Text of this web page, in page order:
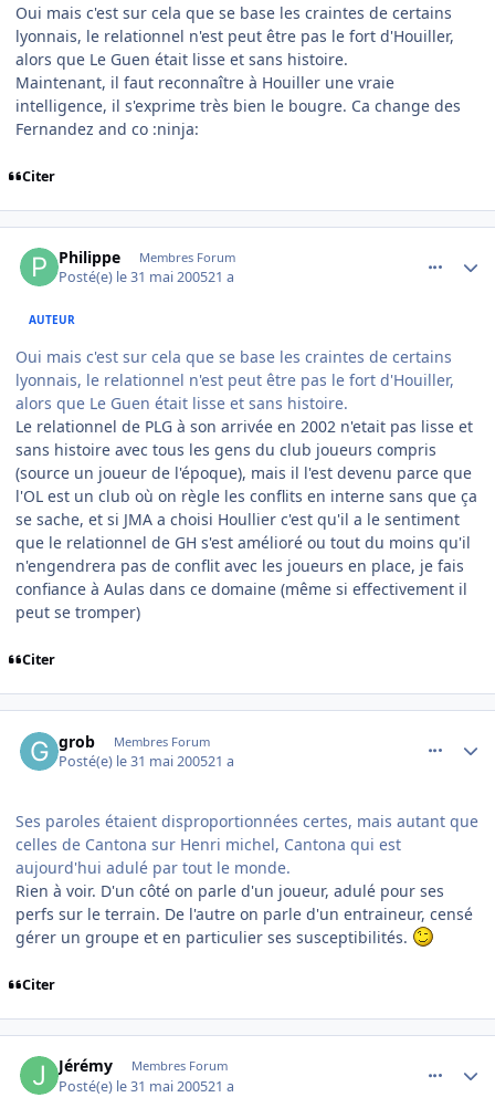
Oui mais c'est sur cela que se base les craintes de certains
lyonnais, le relationnel n'est peut être pas le fort d'Houiller,
alors que Le Guen était lisse et sans histoire.
Maintenant, il faut reconnaître à Houiller une vraie
intelligence, il s'exprime très bien le bougre. Ca change des
Fernandez and co :ninja:
Citer
Philippe Membres Forum
Posté(e) le 31 mai 200521 a
AUTEUR
Oui mais c'est sur cela que se base les craintes de certains
lyonnais, le relationnel n'est peut être pas le fort d'Houiller,
alors que Le Guen était lisse et sans histoire.
Le relationnel de PLG à son arrivée en 2002 n'etait pas lisse et
sans histoire avec tous les gens du club joueurs compris
(source un joueur de l'époque), mais il l'est devenu parce que
l'OL est un club où on règle les conflits en interne sans que ça
se sache, et si JMA a choisi Houllier c'est qu'il a le sentiment
que le relationnel de GH s'est amélioré ou tout du moins qu'il
n'engendrera pas de conflit avec les joueurs en place, je fais
confiance à Aulas dans ce domaine (même si effectivement il
peut se tromper)
Citer
grob Membres Forum
Posté(e) le 31 mai 200521 a
Ses paroles étaient disproportionnées certes, mais autant que
celles de Cantona sur Henri michel, Cantona qui est
aujourd'hui adulé par tout le monde.
Rien à voir. D'un côté on parle d'un joueur, adulé pour ses
perfs sur le terrain. De l'autre on parle d'un entraineur, censé
gérer un groupe et en particulier ses susceptibilités.
Citer
Jérémy Membres Forum
Posté(e) le 31 mai 200521 a